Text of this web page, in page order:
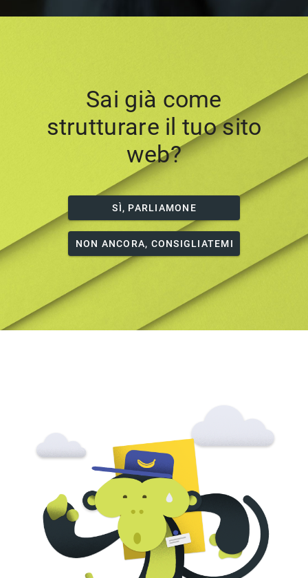
Sai già come
strutturare il tuo sito
web?
SÌ, PARLIAMONE
NON ANCORA, CONSIGLIATEMI